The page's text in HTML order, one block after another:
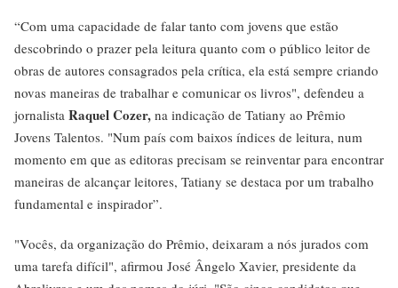
“Com uma capacidade de falar tanto com jovens que estão
descobrindo o prazer pela leitura quanto com o público leitor de
obras de autores consagrados pela crítica, ela está sempre criando
novas maneiras de trabalhar e comunicar os livros", defendeu a
jornalista Raquel Cozer, na indicação de Tatiany ao Prêmio
Jovens Talentos. "Num país com baixos índices de leitura, num
momento em que as editoras precisam se reinventar para encontrar
maneiras de alcançar leitores, Tatiany se destaca por um trabalho
fundamental e inspirador”.
"Vocês, da organização do Prêmio, deixaram a nós jurados com
uma tarefa difícil", afirmou José Ângelo Xavier, presidente da